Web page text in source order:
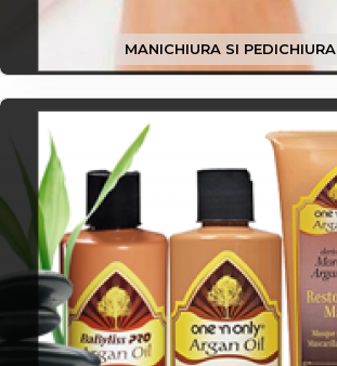
MANICHIURA SI PEDICHIURA